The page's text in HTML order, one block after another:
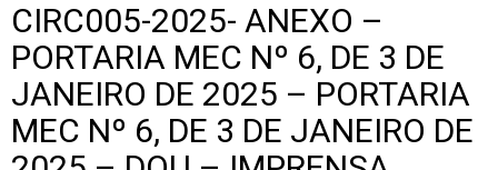
CIRC005-2025- ANEXO –
PORTARIA MEC Nº 6, DE 3 DE
JANEIRO DE 2025 – PORTARIA
MEC Nº 6, DE 3 DE JANEIRO DE